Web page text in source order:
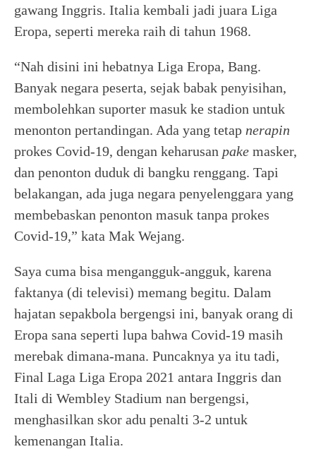
gawang Inggris. Italia kembali jadi juara Liga
Eropa, seperti mereka raih di tahun 1968.
“Nah disini ini hebatnya Liga Eropa, Bang.
Banyak negara peserta, sejak babak penyisihan,
membolehkan suporter masuk ke stadion untuk
menonton pertandingan. Ada yang tetap nerapin
prokes Covid-19, dengan keharusan pake masker,
dan penonton duduk di bangku renggang. Tapi
belakangan, ada juga negara penyelenggara yang
membebaskan penonton masuk tanpa prokes
Covid-19,” kata Mak Wejang.
Saya cuma bisa mengangguk-angguk, karena
faktanya (di televisi) memang begitu. Dalam
hajatan sepakbola bergengsi ini, banyak orang di
Eropa sana seperti lupa bahwa Covid-19 masih
merebak dimana-mana. Puncaknya ya itu tadi,
Final Laga Liga Eropa 2021 antara Inggris dan
Itali di Wembley Stadium nan bergengsi,
menghasilkan skor adu penalti 3-2 untuk
kemenangan Italia.